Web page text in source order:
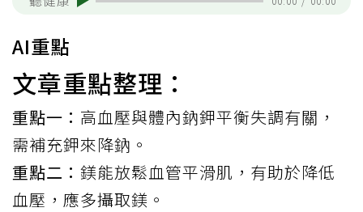
AI重點
文章重點整理：
重點一： 高血壓與體內鈉鉀平衡失調有關，
需補充鉀來降鈉。
重點二： 鎂能放鬆血管平滑肌，有助於降低
血壓，應多攝取鎂。